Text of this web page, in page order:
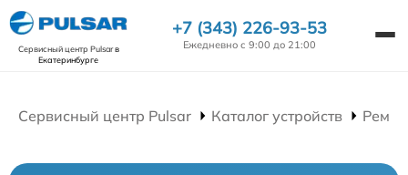
Сервисный центр Pulsarв
Екатеринбурге
+7 (343) 226-93-53
Ежедневно с 9:00 до 21:00
Сервисный центр Pulsar Каталог устройств